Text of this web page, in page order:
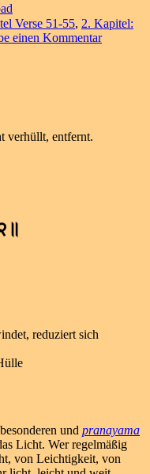
Verse 51-55, 2. Kapitel:
einen Kommentarzu
verhüllt, entfernt.
reduziert sich
und pranayama
Licht. Wer regelmäßig
von Leichtigkeit, von